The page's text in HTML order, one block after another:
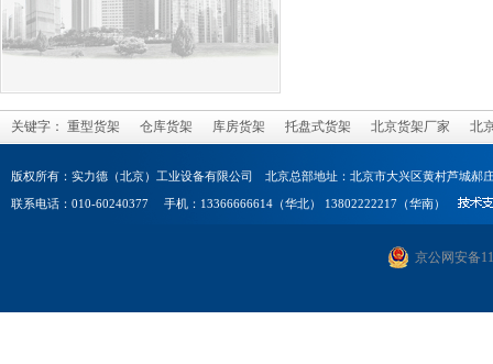
关键字： 重型货架 仓库货架 库房货架 托盘式货架 北京货架厂家 北
版权所有：实力德（北京）工业设备有限公司 北京总部地址：北京市大兴区黄村芦城郝
联系电话：010-60240377 手机：13366666614（华北） 13802222217（华南）
京公网安备